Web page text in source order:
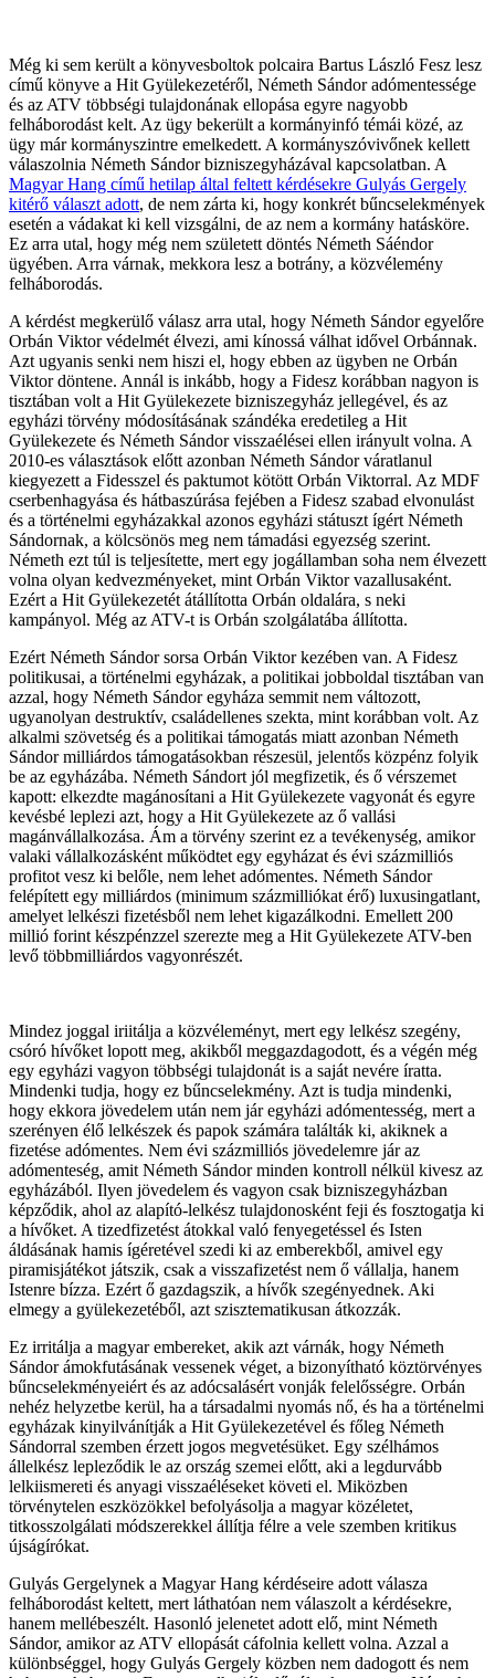
Még ki sem került a könyvesboltok polcaira Bartus László Fesz lesz
című könyve a Hit Gyülekezetéről, Németh Sándor adómentessége
és az ATV többségi tulajdonának ellopása egyre nagyobb
felháborodást kelt. Az ügy bekerült a kormányinfó témái közé, az
ügy már kormányszintre emelkedett. A kormányszóvivőnek kellett
válaszolnia Németh Sándor bizniszegyházával kapcsolatban. A
Magyar Hang című hetilap által feltett kérdésekre Gulyás Gergely
kitérő választ adott, de nem zárta ki, hogy konkrét bűncselekmények
esetén a vádakat ki kell vizsgálni, de az nem a kormány hatásköre.
Ez arra utal, hogy még nem született döntés Németh Sáéndor
ügyében. Arra várnak, mekkora lesz a botrány, a közvélemény
felháborodás.
A kérdést megkerülő válasz arra utal, hogy Németh Sándor egyelőre
Orbán Viktor védelmét élvezi, ami kínossá válhat idővel Orbánnak.
Azt ugyanis senki nem hiszi el, hogy ebben az ügyben ne Orbán
Viktor döntene. Annál is inkább, hogy a Fidesz korábban nagyon is
tisztában volt a Hit Gyülekezete bizniszegyház jellegével, és az
egyházi törvény módosításának szándéka eredetileg a Hit
Gyülekezete és Németh Sándor visszaélései ellen irányult volna. A
2010-es választások előtt azonban Németh Sándor váratlanul
kiegyezett a Fidesszel és paktumot kötött Orbán Viktorral. Az MDF
cserbenhagyása és hátbaszúrása fejében a Fidesz szabad elvonulást
és a történelmi egyházakkal azonos egyházi státuszt ígért Németh
Sándornak, a kölcsönös meg nem támadási egyezség szerint.
Németh ezt túl is teljesítette, mert egy jogállamban soha nem élvezett
volna olyan kedvezményeket, mint Orbán Viktor vazallusaként.
Ezért a Hit Gyülekezetét átállította Orbán oldalára, s neki
kampányol. Még az ATV-t is Orbán szolgálatába állította.
Ezért Németh Sándor sorsa Orbán Viktor kezében van. A Fidesz
politikusai, a történelmi egyházak, a politikai jobboldal tisztában van
azzal, hogy Németh Sándor egyháza semmit nem változott,
ugyanolyan destruktív, családellenes szekta, mint korábban volt. Az
alkalmi szövetség és a politikai támogatás miatt azonban Németh
Sándor milliárdos támogatásokban részesül, jelentős közpénz folyik
be az egyházába. Németh Sándort jól megfizetik, és ő vérszemet
kapott: elkezdte magánosítani a Hit Gyülekezete vagyonát és egyre
kevésbé leplezi azt, hogy a Hit Gyülekezete az ő vallási
magánvállalkozása. Ám a törvény szerint ez a tevékenység, amikor
valaki vállalkozásként működtet egy egyházat és évi százmilliós
profitot vesz ki belőle, nem lehet adómentes. Németh Sándor
felépített egy milliárdos (minimum százmilliókat érő) luxusingatlant,
amelyet lelkészi fizetésből nem lehet kigazálkodni. Emellett 200
millió forint készpénzzel szerezte meg a Hit Gyülekezete ATV-ben
levő többmilliárdos vagyonrészét.
Mindez joggal iriitálja a közvéleményt, mert egy lelkész szegény,
csóró hívőket lopott meg, akikből meggazdagodott, és a végén még
egy egyházi vagyon többségi tulajdonát is a saját nevére íratta.
Mindenki tudja, hogy ez bűncselekmény. Azt is tudja mindenki,
hogy ekkora jövedelem után nem jár egyházi adómentesség, mert a
szerényen élő lelkészek és papok számára találták ki, akiknek a
fizetése adómentes. Nem évi százmilliós jövedelemre jár az
adómenteség, amit Németh Sándor minden kontroll nélkül kivesz az
egyházából. Ilyen jövedelem és vagyon csak bizniszegyházban
képződik, ahol az alapító-lelkész tulajdonosként feji és fosztogatja ki
a hívőket. A tizedfizetést átokkal való fenyegetéssel és Isten
áldásának hamis ígéretével szedi ki az emberekből, amivel egy
piramisjátékot játszik, csak a visszafizetést nem ő vállalja, hanem
Istenre bízza. Ezért ő gazdagszik, a hívők szegényednek. Aki
elmegy a gyülekezetéből, azt szisztematikusan átkozzák.
Ez irritálja a magyar embereket, akik azt várnák, hogy Németh
Sándor ámokfutásának vessenek véget, a bizonyítható köztörvényes
bűncselekményeiért és az adócsalásért vonják felelősségre. Orbán
nehéz helyzetbe kerül, ha a társadalmi nyomás nő, és ha a történelmi
egyházak kinyilvánítják a Hit Gyülekezetével és főleg Németh
Sándorral szemben érzett jogos megvetésüket. Egy szélhámos
állelkész lepleződik le az ország szemei előtt, aki a legdurvább
lelkiismereti és anyagi visszaéléseket követi el. Miközben
törvénytelen eszközökkel befolyásolja a magyar közéletet,
titkosszolgálati módszerekkel állítja félre a vele szemben kritikus
újságírókat.
Gulyás Gergelynek a Magyar Hang kérdéseire adott válasza
felháborodást keltett, mert láthatóan nem válaszolt a kérdésekre,
hanem mellébeszélt. Hasonló jelenetet adott elő, mint Németh
Sándor, amikor az ATV ellopását cáfolnia kellett volna. Azzal a
különbséggel, hogy Gulyás Gergely közben nem dadogott és nem